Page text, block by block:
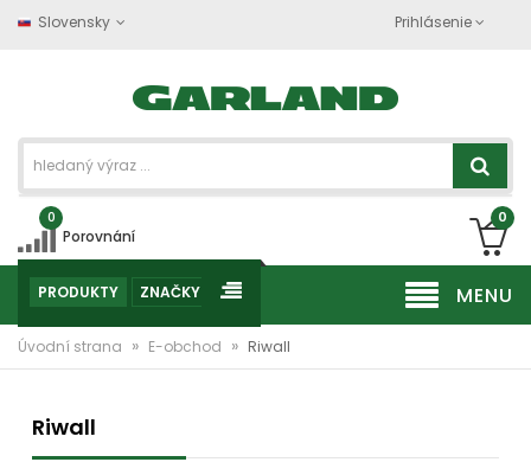
Slovensky Prihlásenie
0
Porovnání
0
MENU
PRODUKTY ZNAČKY
Úvodní strana » E-obchod » Riwall
Riwall